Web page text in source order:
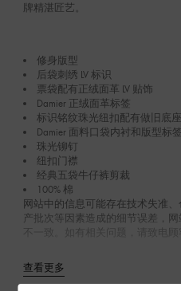
牌精湛匠艺。
修身版型
后袋刺绣 LV 标识
票袋配有正绒面革 LV 贴饰
Damier 正绒面革标签
标识铭纹珠光纽扣配有做旧底座
Damier 面料口袋内衬和版型标签
珠光铆钉
纽扣门襟
经典五袋牛仔裤剪裁
100% 棉
网站中的信息可能存在技术失准
产批次等因素造成的细节误差，
不一致。如有相关问题，请致电顾
查看更多